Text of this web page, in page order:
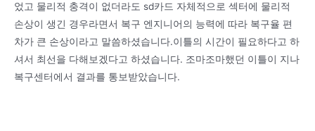
었고 물리적 충격이 없더라도 sd카드 자체적으로 섹터에 물리적
손상이 생긴 경우라면서 복구 엔지니어의 능력에 따라 복구율 편
차가 큰 손상이라고 말씀하셨습니다.이틀의 시간이 필요하다고 하
셔서 최선을 다해보겠다고 하셨습니다. 조마조마했던 이틀이 지나
복구센터에서 결과를 통보받았습니다.